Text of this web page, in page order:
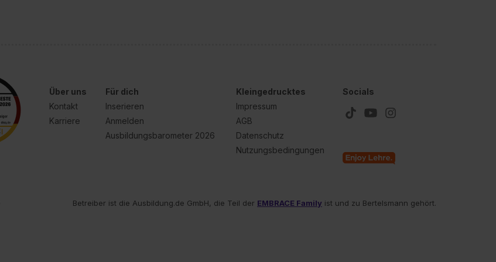
Über uns
Kontakt
Karriere
Für dich
Inserieren
Anmelden
Ausbildungsbarometer 2026
Kleingedrucktes
Impressum
AGB
Datenschutz
Nutzungsbedingungen
Socials
Betreiber ist die Ausbildung.de GmbH, die Teil der EMBRACE Family ist und zu Bertelsmann gehört.